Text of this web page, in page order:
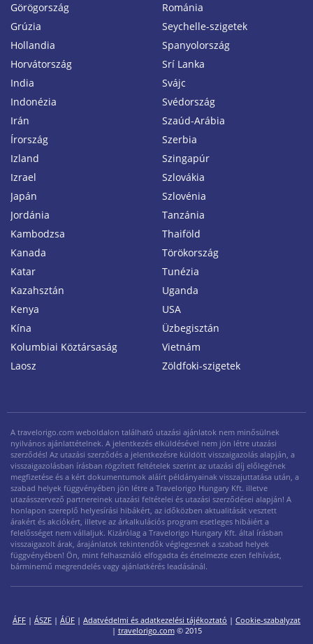
Görögország
Grúzia
Hollandia
Horvátország
India
Indonézia
Irán
Írország
Izland
Izrael
Japán
Jordánia
Kambodzsa
Kanada
Katar
Kazahsztán
Kenya
Kína
Kolumbiai Köztársaság
Laosz
Románia
Seychelle-szigetek
Spanyolország
Srí Lanka
Svájc
Svédország
Szaúd-Arábia
Szerbia
Szingapúr
Szlovákia
Szlovénia
Tanzánia
Thaiföld
Törökország
Tunézia
Uganda
USA
Üzbegisztán
Vietnám
Zöldfoki-szigetek
A travelorigo.com weboldalon található utazási ajánlatok nem minősülnek
nyilvános ajánlattételnek. A jelentkezés elküldésével nem jön létre utazási
szerződés! Az utazási szerződés a jelentkezésre küldött visszaigazolás alapján, a
visszaigazolásban írásban rögzített feltételek szerint az utazási díj előlegének
megfizetése és a kért dokumentumok aláírt példányainak visszajuttatása után, a
szabad helyek függvényében jön létre a Travelorigo Hungary Kft. illetve
utazásszervező partnereinek utazási feltételei és utazási szerződései alapján! A
honlapon szereplő helyesírási hibákért, az időközben aktualitását vesztett
árakért és akciókért, illetve az árkalkulációs program esetleges hibáiért a
felelősséget nem vállaljuk. Kizárólag a Travelorigo Hungary Kft. által írásban
visszaigazolt árak, árajánlatok tekintendők véglegesnek a szabad helyek
függvényében! Ön, mint felhasználó elfogadta és értelmezte ezen felhívást,
bárminemű megrendelés vagy ajánlatkérés leadásánál.
ÁFF | ÁSZF | ÁÜF | Adatvédelmi és adatkezelési tájékoztató | Cookie-szabalyzat
| travelorigo.com© 2015